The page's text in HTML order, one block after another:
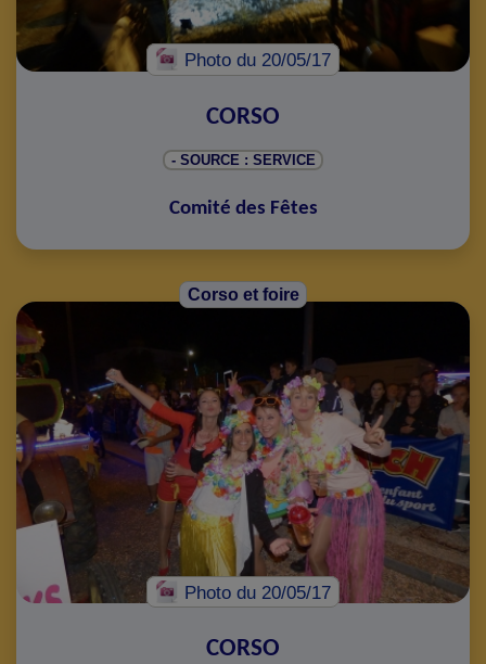
Photo du 20/05/17
CORSO
- SOURCE : SERVICE
Comité des Fêtes
Corso et foire
Photo du 20/05/17
CORSO